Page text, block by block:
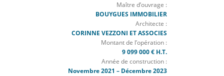
Maître d’ouvrage :
BOUYGUES IMMOBILIER
Architecte :
CORINNE VEZZONI ET ASSOCIES
Montant de l’opération :
9 099 000 € H.T.
Année de construction :
Novembre 2021 – Décembre 2023